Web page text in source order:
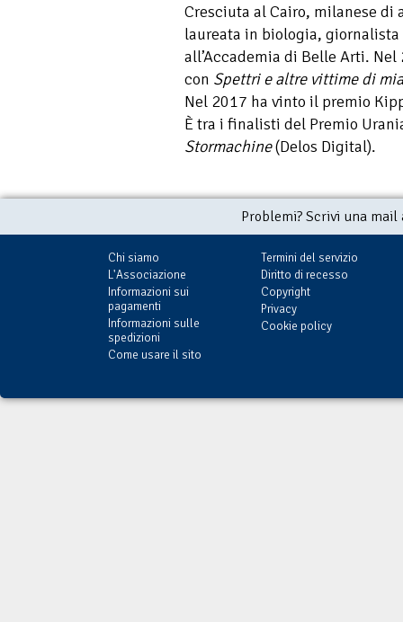
Cresciuta al Cairo, milanese di
laureata in biologia,
all’Accademia di Belle Arti.
con Spettri e altre vittime di
Nel 2017 ha vinto il premio
È tra i finalisti del Premio
Stormachine(Delos Digital).
Problemi? Scrivi una
Chi siamo
L'Associazione
Informazioni sui
pagamenti
Informazioni sulle
spedizioni
Come usare il sito
Termini del servizio
Diritto di recesso
Copyright
Privacy
Cookie policy